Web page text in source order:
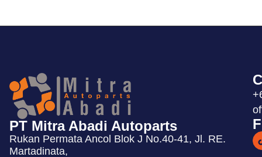
PT Mitra Abadi Autoparts
Rukan Permata Ancol Blok J No.40-41, Jl. RE.
Martadinata,